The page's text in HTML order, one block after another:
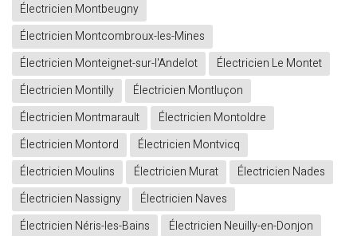
Électricien Montbeugny
Électricien Montcombroux-les-Mines
Électricien Monteignet-sur-l'Andelot
Électricien Le Montet
Électricien Montilly
Électricien Montluçon
Électricien Montmarault
Électricien Montoldre
Électricien Montord
Électricien Montvicq
Électricien Moulins
Électricien Murat
Électricien Nades
Électricien Nassigny
Électricien Naves
Électricien Néris-les-Bains
Électricien Neuilly-en-Donjon